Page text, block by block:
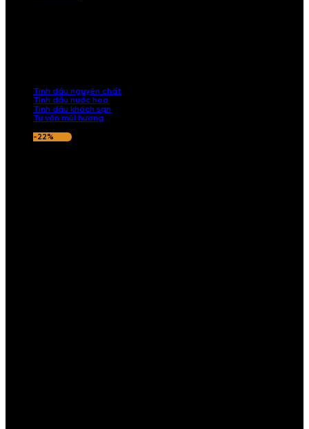
Tinh dầu nguyên chất
Tinh dầu nước hoa
Tinh dầu khách sạn
Tư vấn mùi hương
-22%